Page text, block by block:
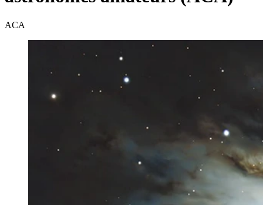
ACA